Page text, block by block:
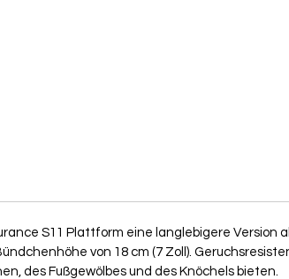
S11 Plattform eine langlebigere Version
von 18 cm (7 Zoll).
des Fußgewölbes und des Knöchels bieten.